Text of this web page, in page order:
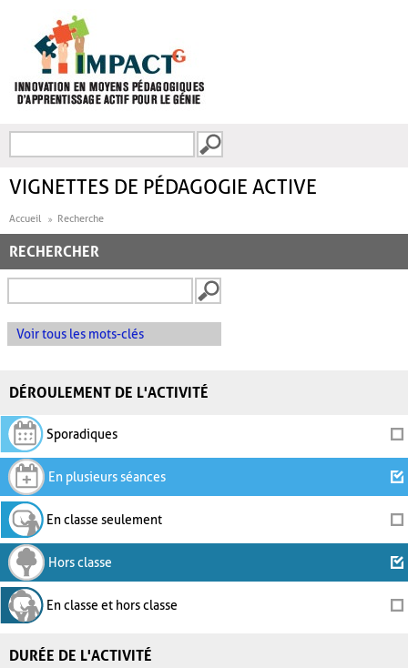
FORMULAIRE DE
VIGNETTES DE PÉDAGOGIE ACTIVE
Accueil Recherche
RECHERCHER
Voir tous les mots-clés
DÉROULEMENT DE L'ACTIVITÉ
Sporadiques
En plusieurs séances
En classe seulement
Hors classe
En classe et hors classe
DURÉE DE L'ACTIVITÉ